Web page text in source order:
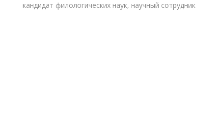
кандидат филологических наук, научный сотрудник